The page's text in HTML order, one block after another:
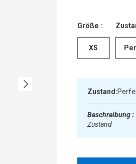
Nächste
Größe :
XS
Zustand:
Beschreibung :
Zustand